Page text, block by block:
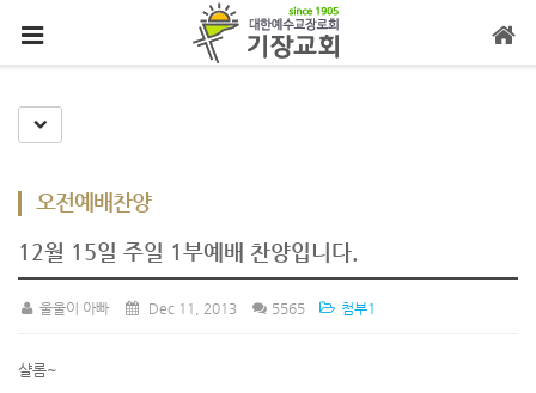
Toggle Dropdown
오전예배찬양
12월 15일 주일 1부예배 찬양입니다.
울울이 아빠 Dec 11, 2013 5565 첨부1
샬롬~